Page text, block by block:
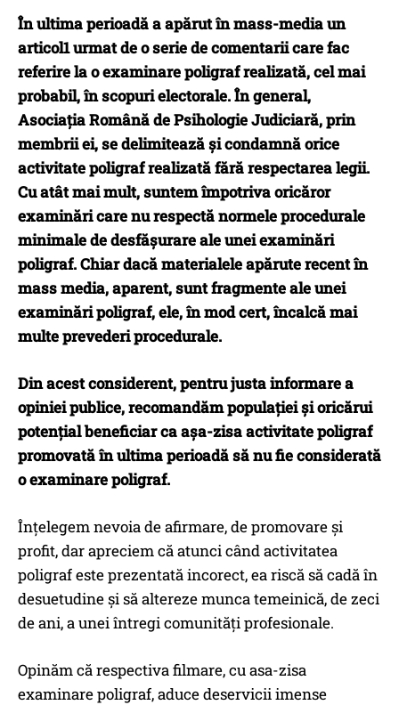
În ultima perioadă a apărut în mass-media un
articol1 urmat de o serie de comentarii care fac
referire la o examinare poligraf realizată, cel mai
probabil, în scopuri electorale. În general,
Asociația Română de Psihologie Judiciară, prin
membrii ei, se delimitează și condamnă orice
activitate poligraf realizată fără respectarea legii.
Cu atât mai mult, suntem împotriva oricăror
examinări care nu respectă normele procedurale
minimale de desfășurare ale unei examinări
poligraf. Chiar dacă materialele apărute recent în
mass media, aparent, sunt fragmente ale unei
examinări poligraf, ele, în mod cert, încalcă mai
multe prevederi procedurale.
Din acest considerent, pentru justa informare a
opiniei publice, recomandăm populației și oricărui
potențial beneficiar ca așa-zisa activitate poligraf
promovată în ultima perioadă să nu fie considerată
o examinare poligraf.
Înțelegem nevoia de afirmare, de promovare şi
profit, dar apreciem că atunci când activitatea
poligraf este prezentată incorect, ea riscă să cadă în
desuetudine și să altereze munca temeinică, de zeci
de ani, a unei întregi comunități profesionale.
Opinăm că respectiva filmare, cu asa-zisa
examinare poligraf, aduce deservicii imense